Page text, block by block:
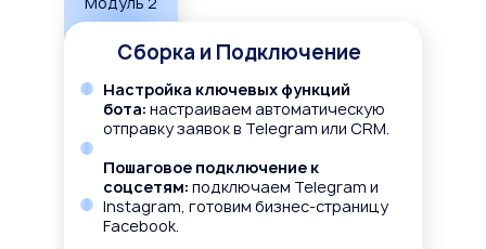
Сборка и Подключение
Настройка ключевых функций
бота: настраиваем автоматическую
отправку заявок в Telegram или CRM.
Пошаговое подключение к
соцсетям: подключаем Telegram и
Instagram, готовим бизнес-страницу
Facebook.